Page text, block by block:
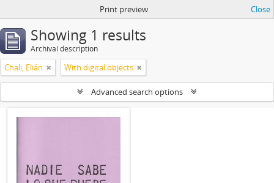
Print preview Close
Showing 1 results
Archival description
Chali, Elián With digital objects
Advanced search options